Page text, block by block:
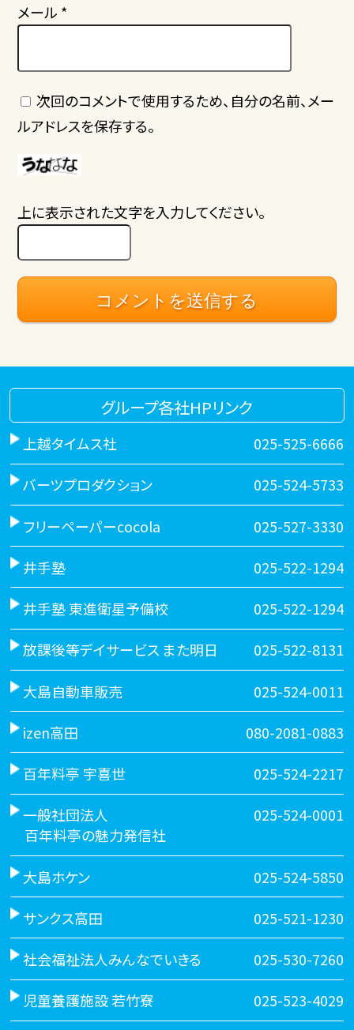
メール *
次回のコメントで使用するため、自分の名前、メー
ルアドレスを保存する。
上に表示された文字を入力してください。
グループ各社HPリンク
上越タイムス社 025-525-6666
バーツプロダクション 025-524-5733
フリーペーパーcocola 025-527-3330
井手塾 025-522-1294
井手塾 東進衛星予備校 025-522-1294
放課後等デイサービス また明日 025-522-8131
大島自動車販売 025-524-0011
izen高田 080-2081-0883
百年料亭 宇喜世 025-524-2217
一般社団法人
百年料亭の魅力発信社
025-524-0001
大島ホケン 025-524-5850
サンクス高田 025-521-1230
社会福祉法人みんなでいきる 025-530-7260
児童養護施設 若竹寮 025-523-4029